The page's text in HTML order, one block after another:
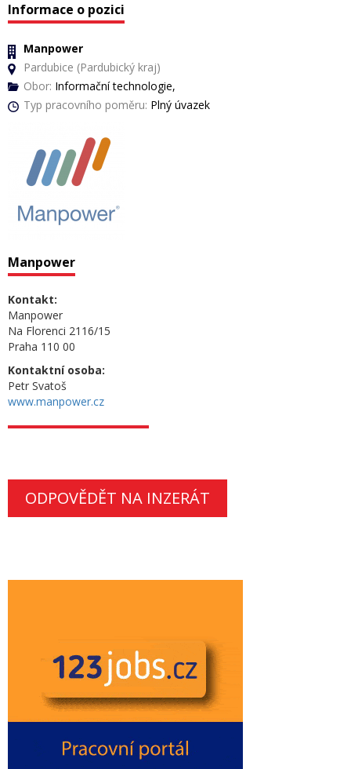
Informace o pozici
Manpower
Pardubice (Pardubický kraj)
Obor: Informační technologie,
Typ pracovního poměru: Plný úvazek
Manpower
Kontakt:
Manpower
Na Florenci 2116/15
Praha 110 00
Kontaktní osoba:
Petr Svatoš
www.manpower.cz
ODPOVĚDĚT NA INZERÁT